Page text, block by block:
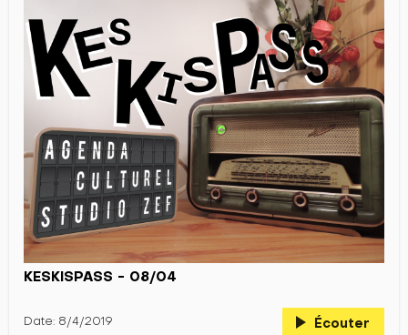
KESKISPASS - 08/04
Date: 8/4/2019 play_arrow Écouter